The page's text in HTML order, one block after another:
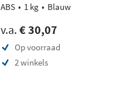
ABS 1 kg Blauw
v.a. € 30,07
Op voorraad
2 winkels